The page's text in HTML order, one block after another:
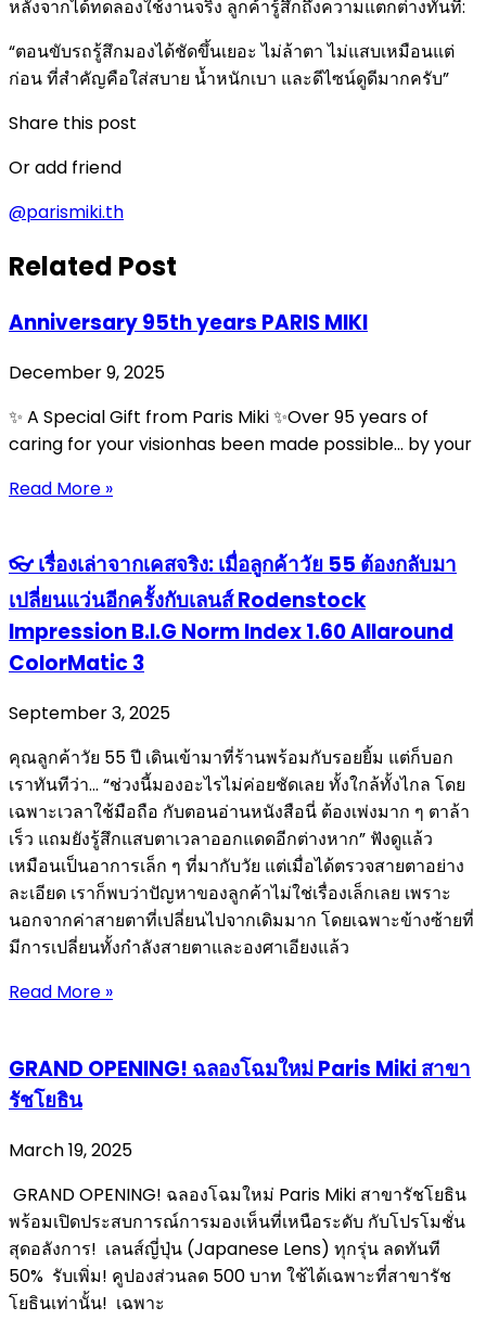
หลังจากได้ทดลองใช้งานจริง ลูกค้ารู้สึกถึงความแตกต่างทันที:
“ตอนขับรถรู้สึกมองได้ชัดขึ้นเยอะ ไม่ล้าตา ไม่แสบเหมือนแต่
ก่อน ที่สำคัญคือใส่สบาย น้ำหนักเบา และดีไซน์ดูดีมากครับ”
Share this post
Or add friend
@parismiki.th
Related Post
Anniversary 95th years PARIS MIKI
December 9, 2025
✨ A Special Gift from Paris Miki ✨Over 95 years of
caring for your visionhas been made possible… by your
Read More »
👓 เรื่องเล่าจากเคสจริง: เมื่อลูกค้าวัย 55 ต้องกลับมา
เปลี่ยนแว่นอีกครั้งกับเลนส์ Rodenstock
Impression B.I.G Norm Index 1.60 Allaround
ColorMatic 3
September 3, 2025
คุณลูกค้าวัย 55 ปี เดินเข้ามาที่ร้านพร้อมกับรอยยิ้ม แต่ก็บอก
เราทันทีว่า… “ช่วงนี้มองอะไรไม่ค่อยชัดเลย ทั้งใกล้ทั้งไกล โดย
เฉพาะเวลาใช้มือถือ กับตอนอ่านหนังสือนี่ ต้องเพ่งมาก ๆ ตาล้า
เร็ว แถมยังรู้สึกแสบตาเวลาออกแดดอีกต่างหาก” ฟังดูแล้ว
เหมือนเป็นอาการเล็ก ๆ ที่มากับวัย แต่เมื่อได้ตรวจสายตาอย่าง
ละเอียด เราก็พบว่าปัญหาของลูกค้าไม่ใช่เรื่องเล็กเลย เพราะ
นอกจากค่าสายตาที่เปลี่ยนไปจากเดิมมาก โดยเฉพาะข้างซ้ายที่
มีการเปลี่ยนทั้งกำลังสายตาและองศาเอียงแล้ว
Read More »
GRAND OPENING! ฉลองโฉมใหม่ Paris Miki สาขา
รัชโยธิน
March 19, 2025
GRAND OPENING! ฉลองโฉมใหม่ Paris Miki สาขารัชโยธิน
พร้อมเปิดประสบการณ์การมองเห็นที่เหนือระดับ กับโปรโมชั่น
สุดอลังการ! เลนส์ญี่ปุ่น (Japanese Lens) ทุกรุ่น ลดทันที
50% รับเพิ่ม! คูปองส่วนลด 500 บาท ใช้ได้เฉพาะที่สาขารัช
โยธินเท่านั้น! เฉพาะ